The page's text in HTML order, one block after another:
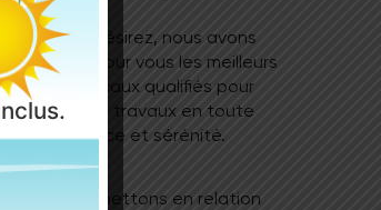
Si vous le désirez, nous avons
sélectionné pour vous les meilleurs
artisans locaux qualifiés pour
réaliser vos travaux en toute
confiance et sérénité.
Nous vous mettons en relation